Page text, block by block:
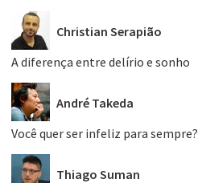
Christian Serapião
A diferença entre delírio e sonho
André Takeda
Você quer ser infeliz para sempre?
Thiago Suman